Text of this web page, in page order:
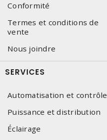
Conformité
Termes et conditions de
vente
Nous joindre
SERVICES
Automatisation et contrôle
Puissance et distribution
Éclairage